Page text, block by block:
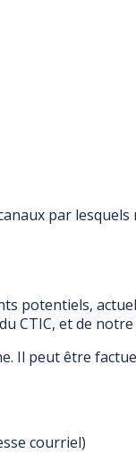
par
potentiels,
CTIC, et de
Il peut être
courriel)